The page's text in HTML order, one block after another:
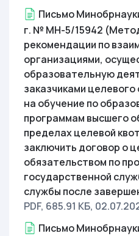
Письмо
г. № МН-5/15942
рекомендации по
организациями,
образовательную
заказчиками
на обучение по
программам высшего
пределах целевой
заключить договор о
обязательством по
государственной
службы после
PDF, 685.91 КБ,
Письмо